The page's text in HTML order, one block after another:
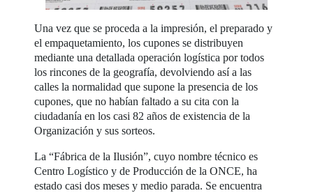
Una vez que se proceda a la impresión, el preparado y
el empaquetamiento, los cupones se distribuyen
mediante una detallada operación logística por todos
los rincones de la geografía, devolviendo así a las
calles la normalidad que supone la presencia de los
cupones, que no habían faltado a su cita con la
ciudadanía en los casi 82 años de existencia de la
Organización y sus sorteos.
La “Fábrica de la Ilusión”, cuyo nombre técnico es
Centro Logístico y de Producción de la ONCE, ha
estado casi dos meses y medio parada. Se encuentra